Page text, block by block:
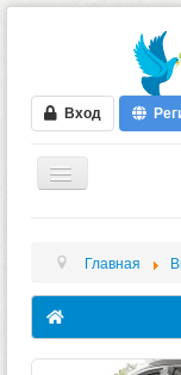
Вход
ФОРУМ
ВИДЕО
БЛОГИ
Главная